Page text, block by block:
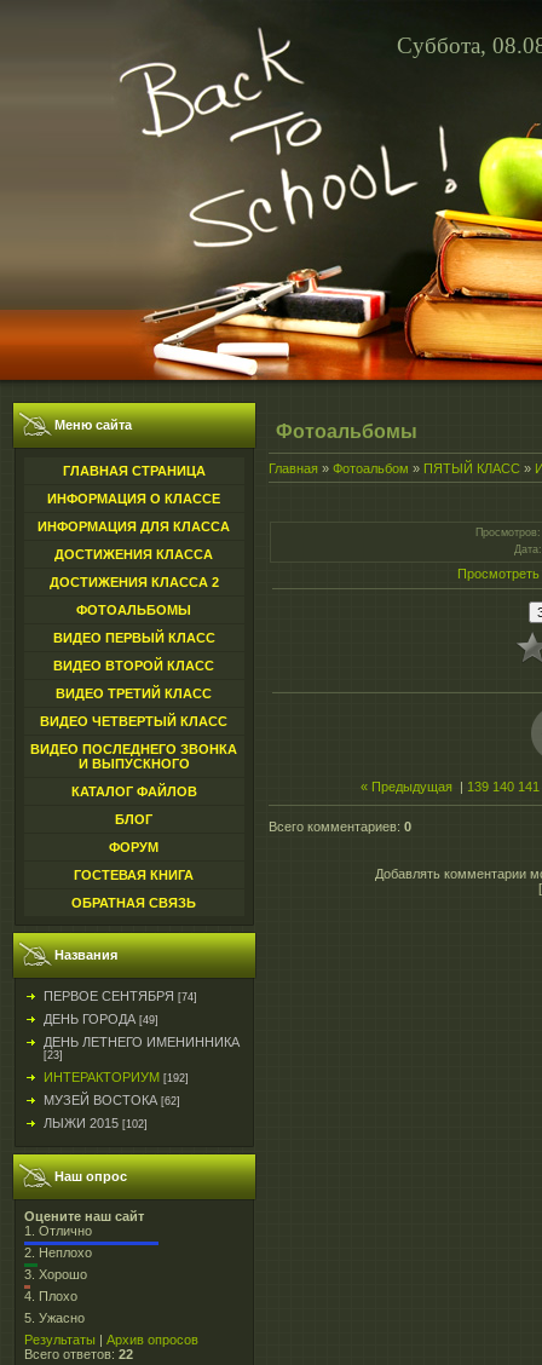
Суббота,
Меню сайта
ГЛАВНАЯ СТРАНИЦА
ИНФОРМАЦИЯ О КЛАССЕ
ИНФОРМАЦИЯ ДЛЯ КЛАССА
ДОСТИЖЕНИЯ КЛАССА
ДОСТИЖЕНИЯ КЛАССА 2
ФОТОАЛЬБОМЫ
ВИДЕО ПЕРВЫЙ КЛАСС
ВИДЕО ВТОРОЙ КЛАСС
ВИДЕО ТРЕТИЙ КЛАСС
ВИДЕО ЧЕТВЕРТЫЙ КЛАСС
ВИДЕО ПОСЛЕДНЕГО ЗВОНКА
И ВЫПУСКНОГО
КАТАЛОГ ФАЙЛОВ
БЛОГ
ФОРУМ
ГОСТЕВАЯ КНИГА
ОБРАТНАЯ СВЯЗЬ
Названия
ПЕРВОЕ СЕНТЯБРЯ [74]
ДЕНЬ ГОРОДА [49]
ДЕНЬ ЛЕТНЕГО ИМЕНИННИКА
[23]
ИНТЕРАКТОРИУМ [192]
МУЗЕЙ ВОСТОКА [62]
ЛЫЖИ 2015 [102]
Наш опрос
Оцените наш сайт
1. Отлично
2. Неплохо
3. Хорошо
4. Плохо
5. Ужасно
Результаты | Архив опросов
Всего ответов: 22
Фотоальбомы
Главная » Фотоальбом » ПЯТЫЙ КЛАСС »
Просмотров
Дата
« Предыдущая 139 140 141
Всего комментариев: 0
Добавлять комментарии